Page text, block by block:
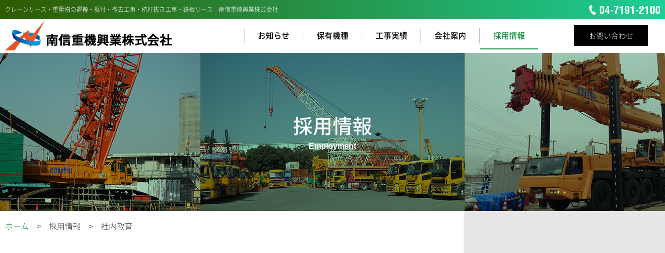
クレーンリース・重量物の運搬・据付・撤去工事・杭打抜き工事・鉄板リース 南信重機興業株式会社
お知らせ 保有機種 工事実績 会社案内 採用情報 お問い合わせ
採用情報
ホーム 採用情報 社内教育